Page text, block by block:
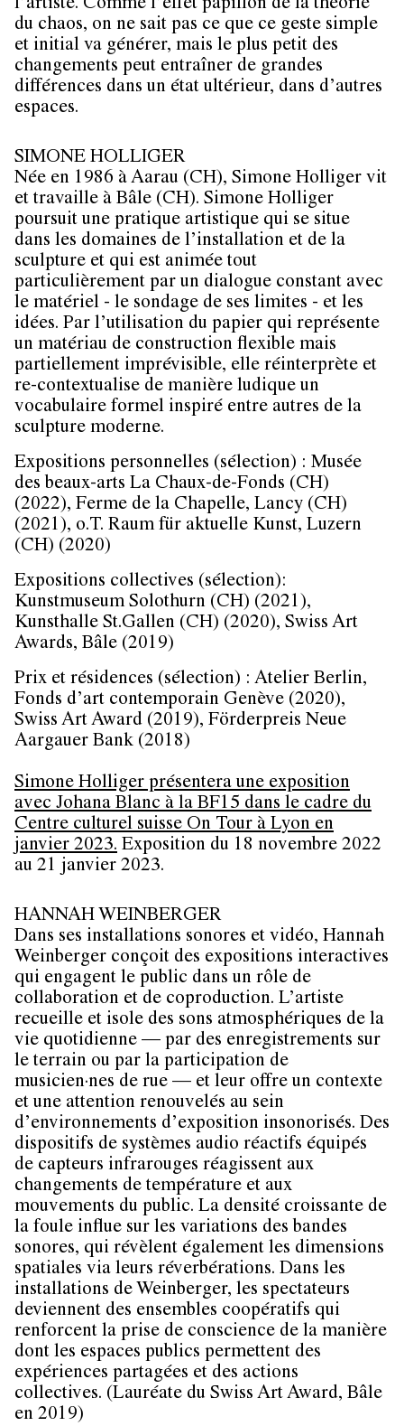
l’artiste. Comme l’effet papillon de la théorie
du chaos, on ne sait pas ce que ce geste simple
et initial va générer, mais le plus petit des
changements peut entraîner de grandes
différences dans un état ultérieur, dans d’autres
espaces.
SIMONE HOLLIGER
Née en 1986 à Aarau (CH), Simone Holliger vit
et travaille à Bâle (CH). Simone Holliger
poursuit une pratique artistique qui se situe
dans les domaines de l’installation et de la
sculpture et qui est animée tout
particulièrement par un dialogue constant avec
le matériel - le sondage de ses limites - et les
idées. Par l’utilisation du papier qui représente
un matériau de construction flexible mais
partiellement imprévisible, elle réinterprète et
re-contextualise de manière ludique un
vocabulaire formel inspiré entre autres de la
sculpture moderne.
Expositions personnelles (sélection) : Musée
des beaux-arts La Chaux-de-Fonds (CH)
(2022), Ferme de la Chapelle, Lancy (CH)
(2021), o.T. Raum für aktuelle Kunst, Luzern
(CH) (2020)
Expositions collectives (sélection):
Kunstmuseum Solothurn (CH) (2021),
Kunsthalle St.Gallen (CH) (2020), Swiss Art
Awards, Bâle (2019)
Prix et résidences (sélection) : Atelier Berlin,
Fonds d’art contemporain Genève (2020),
Swiss Art Award (2019), Förderpreis Neue
Aargauer Bank (2018)
Simone Holliger présentera une exposition
avec Johana Blanc à la BF15 dans le cadre du
Centre culturel suisse On Tour à Lyon en
janvier 2023. Exposition du 18 novembre 2022
au 21 janvier 2023.
HANNAH WEINBERGER
Dans ses installations sonores et vidéo, Hannah
Weinberger conçoit des expositions interactives
qui engagent le public dans un rôle de
collaboration et de coproduction. L’artiste
recueille et isole des sons atmosphériques de la
vie quotidienne — par des enregistrements sur
le terrain ou par la participation de
musicien·nes de rue — et leur offre un contexte
et une attention renouvelés au sein
d’environnements d’exposition insonorisés. Des
dispositifs de systèmes audio réactifs équipés
de capteurs infrarouges réagissent aux
changements de température et aux
mouvements du public. La densité croissante de
la foule influe sur les variations des bandes
sonores, qui révèlent également les dimensions
spatiales via leurs réverbérations. Dans les
installations de Weinberger, les spectateurs
deviennent des ensembles coopératifs qui
renforcent la prise de conscience de la manière
dont les espaces publics permettent des
expériences partagées et des actions
collectives. (Lauréate du Swiss Art Award, Bâle
en 2019)